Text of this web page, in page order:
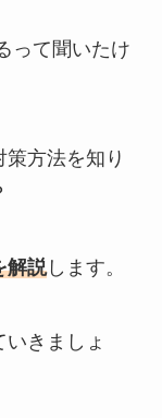
って聞いたけ
策方法を知り
解説します。
きましょ